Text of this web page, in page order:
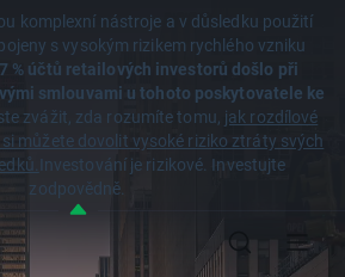
komplexní nástroje a v důsledku použití
s vysokým rizikem rychlého vzniku
% účtů retailových investorů došlo při
smlouvami u tohoto poskytovatele ke
zvážit, zda rozumíte tomu, jak rozdílové
můžete dovolit vysoké riziko ztráty svých
Investování je rizikové. Investujte
zodpovědně.